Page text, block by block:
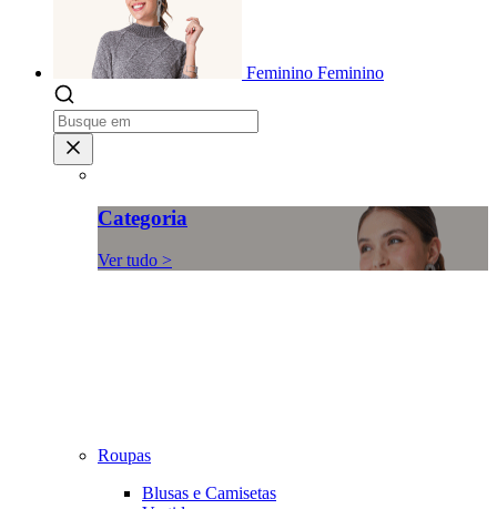
Feminino Feminino
Categoria
Ver tudo >
Roupas
Blusas e Camisetas